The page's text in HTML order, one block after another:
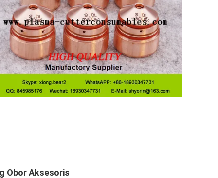
Obor Aksesoris